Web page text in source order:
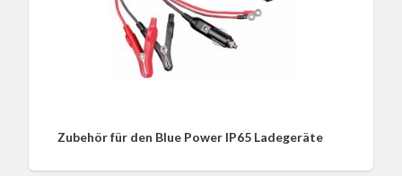
Zubehör für den Blue Power IP65 Ladegeräte